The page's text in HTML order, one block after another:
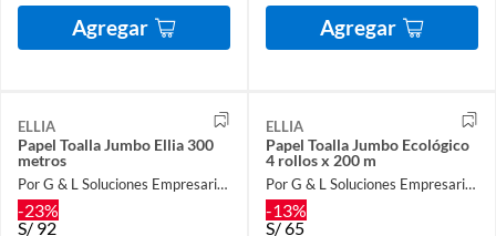
Agregar Agregar
ELLIA
Papel Toalla Jumbo Ellia 300
metros
Por G & L Soluciones Empresariales
-23%
S/92
ELLIA
Papel Toalla Jumbo Ecológico
4 rollos x 200 m
Por G & L Soluciones Empresariales
-13%
S/65